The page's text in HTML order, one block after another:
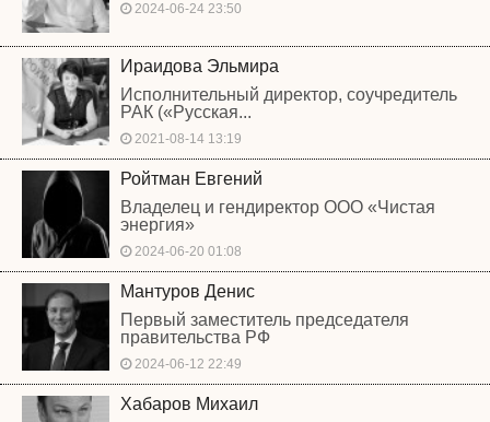
2024-06-24 23:50
Ираидова Эльмира
Исполнительный директор, соучредитель
РАК («Русская...
2021-08-14 13:19
Ройтман Евгений
Владелец и гендиректор ООО «Чистая
энергия»
2024-06-20 01:08
Мантуров Денис
Первый заместитель председателя
правительства РФ
2024-06-12 22:49
Хабаров Михаил